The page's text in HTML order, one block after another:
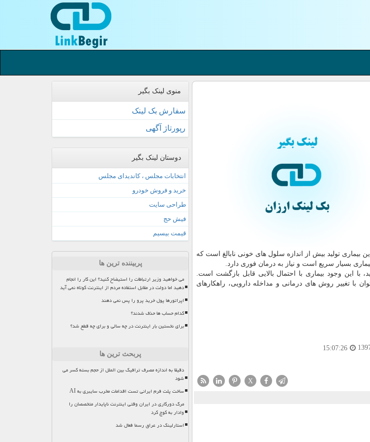
تولید بیش از اندازه سلول های خونی نابالغ است كه
بسیار سریع است و نیاز به درمان فوری دارد.
این وجود بیماری با احتمال بالایی قابل بازگشت است.
با تغییر روش های درمانی و مداخله دارویی، راهكارهای
15:07:26
X
منوی لینک بگیر
سفارش بک لینک
رپورتاژ آگهی
دوستان لینک بگیر
انتخابات مجلس ، کاندیدای مجلس
خرید و فروش خودرو
طراحی سایت
فیش حج
قیمت بیسیم
پربیننده ترین ها
می خواهید وزیر ارتباطات را استیضاح کنید؟ این کار را انجام
دهید اما دولت در مقابل استفاده مردم از اینترنت کوتاه نمی آید
اپراتورها پول خرید پرو را پس نمی دهند
کدام حساب ها حذف شدند؟
برای نخستین بار اینترنت در چه سالی و برای چه قطع شد؟
پربحث ترین ها
دقیقا به اندازه مصرف ترافیک بین الملل از حجم بسته کسر می
شود
ساخت پلت فرم ایرانی تست اقدامات مخرب سایبری به AI
مرگ دورکاری در ایران وقتی اینترنت ناپایدار متخصصان را
وادار به کوچ کرد
استارلینک در عراق رسما فعال شد